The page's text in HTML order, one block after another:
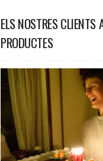
ELS NOSTRES CLIENTS
PRODUCTES